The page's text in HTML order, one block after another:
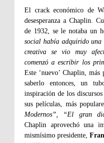
El crack económico de
desesperanza a Chaplin.
de 1932, se le notaba un
social había adquirido una
creativa se vio muy
comenzó a escribir los
Este ‘nuevo’ Chaplin,
saberlo entonces, un
inspiración de los
sus películas, más
Modernos”, “El gran
Chaplin aprovechó una
mismísimo presidente,